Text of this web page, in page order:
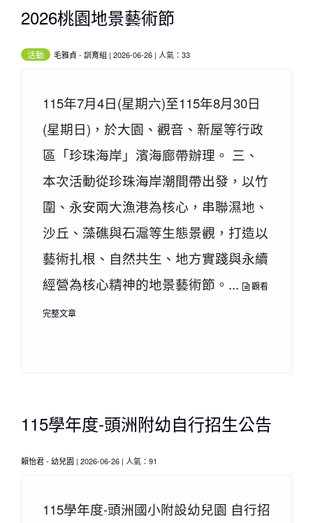
2026桃園地景藝術節
活動 毛雅貞 - 訓育組 | 2026-06-26 | 人氣：33
115年7月4日(星期六)至115年8月30日
(星期日)，於大園、觀音、新屋等行政
區「珍珠海岸」濱海廊帶辦理。 三、
本次活動從珍珠海岸潮間帶出發，以竹
圍、永安兩大漁港為核心，串聯濕地、
沙丘、藻礁與石滬等生態景觀，打造以
藝術扎根、自然共生、地方實踐與永續
經營為核心精神的地景藝術節。...
觀看
完整文章
115學年度-頭洲附幼自行招生公告
賴怡君- 幼兒園 | 2026-06-26 | 人氣：91
115學年度-頭洲國小附設幼兒園 自行招